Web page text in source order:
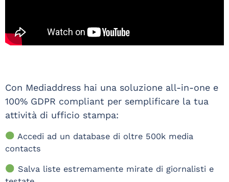
Con Mediaddress hai una soluzione all-in-one e
100% GDPR compliant per semplificare la tua
attività di ufficio stampa:
Accedi ad un database di oltre 500k media
contacts
Salva liste estremamente mirate di giornalisti e